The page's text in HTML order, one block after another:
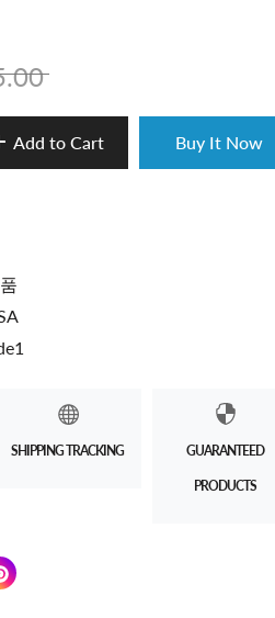
Add to Cart Buy It Now
SHIPPING TRACKING GUARANTEED
PRODUCTS
new window.
on Facebook
in a new window.
Pin on Pinterest
Opens in a new window.